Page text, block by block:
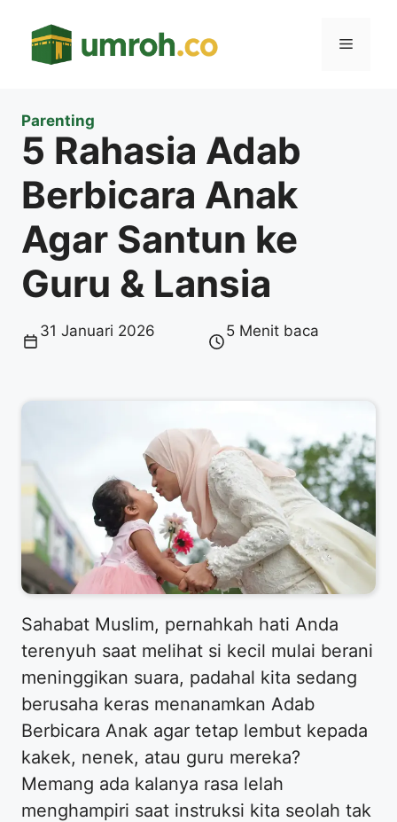
Menu
Parenting
5 Rahasia Adab
Berbicara Anak
Agar Santun ke
Guru & Lansia
31 Januari 2026 5 Menit baca
​Sahabat Muslim, pernahkah hati Anda
terenyuh saat melihat si kecil mulai berani
meninggikan suara, padahal kita sedang
berusaha keras menanamkan Adab
Berbicara Anak agar tetap lembut kepada
kakek, nenek, atau guru mereka?
Memang ada kalanya rasa lelah
menghampiri saat instruksi kita seolah tak